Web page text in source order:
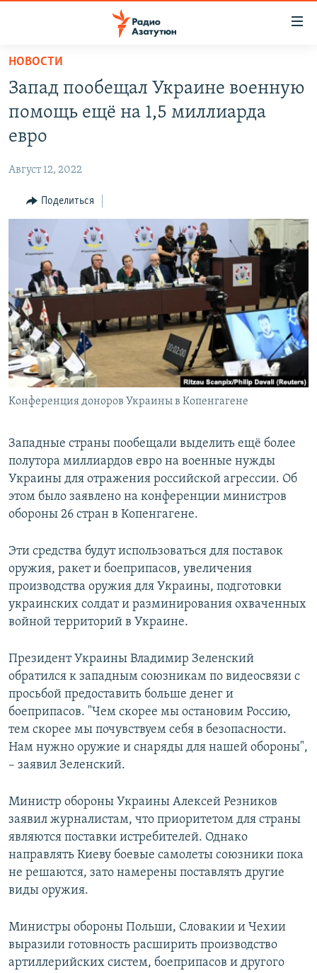
Перейти
основному
содержанию
основной
навигации
Перейти
поиску
НОВОСТИ
ЭКОНОМИКА
РЕГИОН
НАГОРНЫЙ КАРАБАХ
КУЛЬТУРА
СПОРТ
АРХИВ
Հայերեն
English
Русский
Все сайты Радио Азатутюн
НОВОСТИ
Запад пообещал Украине военную
помощь ещё на 1,5 миллиарда
евро
Август 12, 2022
Поделиться
Kонференция доноров Украины в Копенгагене
Западные страны пообещали выделить ещё более
полутора миллиардов евро на военные нужды
Украины для отражения российской агрессии. Об
этом было заявлено на конференции министров
обороны 26 стран в Копенгагене.
Эти средства будут использоваться для поставок
оружия, ракет и боеприпасов, увеличения
производства оружия для Украины, подготовки
украинских солдат и разминирования охваченных
войной территорий в Украине.
Президент Украины Владимир Зеленский
обратился к западным союзникам по видеосвязи с
просьбой предоставить больше денег и
боеприпасов. "Чем скорее мы остановим Россию,
тем скорее мы почувствуем себя в безопасности.
Нам нужно оружие и снаряды для нашей обороны",
– заявил Зеленский.
Министр обороны Украины Алексей Резников
заявил журналистам, что приоритетом для страны
являются поставки истребителей. Однако
направлять Киеву боевые самолеты союзники пока
не решаются, зато намерены поставлять другие
виды оружия.
Министры обороны Польши, Словакии и Чехии
выразили готовность расширить производство
артиллерийских систем, боеприпасов и другого